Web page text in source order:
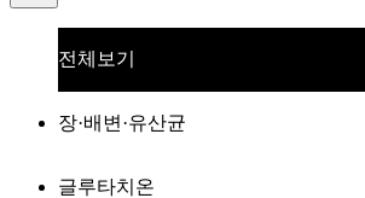
전체보기
장·배변·유산균
글루타치온